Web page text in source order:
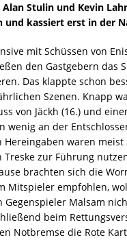
Alan Stulin und Kevin
kassiert erst in der
mit Schüssen von
den Gastgebern das
Das klappte schon
Szenen. Knapp
von Jäckh (16.) und
wenig an der
waren
zur Führung
brachten sich die
Mitspieler empfohlen,
Gegenspieler Malsam
beim
Notbremse die Rote